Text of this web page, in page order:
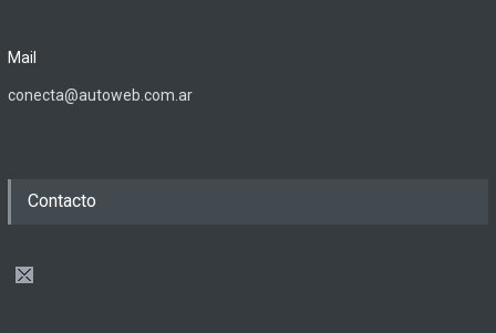
Mail
conecta@autoweb.com.ar
Contacto